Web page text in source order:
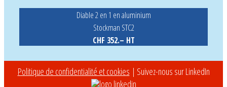
Diable 2 en 1 en aluminium
Stockman STC2
CHF 352.– HT
Politique de confidentialité et cookies | Suivez-nous sur LinkedIn